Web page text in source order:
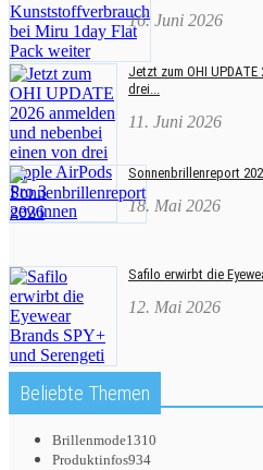
16. Juni 2026
Jetzt zum OHI
drei...
11. Juni 2026
Sonnenbrillenreport
18. Mai 2026
Safilo erwirbt die
12. Mai 2026
Beliebte Themen
Brillenmode1310
Produktinfos934